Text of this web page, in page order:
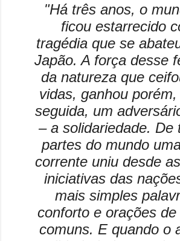
"Há três anos, o
ficou estarrecido
tragédia que se
Japão. A força desse
da natureza que
vidas, ganhou
seguida, um
– a solidariedade. De
partes do mundo
corrente uniu desde
iniciativas das
mais simples
conforto e orações
comuns. E quando o